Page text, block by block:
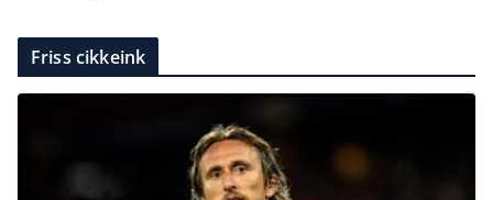
Friss cikkeink